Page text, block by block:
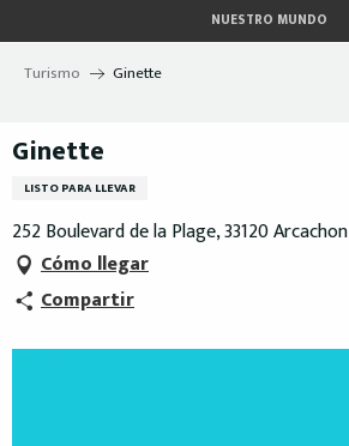
au
contenu
NUESTRO MUNDO
Turismo Ginette
Ginette
LISTO PARA LLEVAR
252 Boulevard de la Plage, 33120 Arcachon
Cómo llegar
Compartir